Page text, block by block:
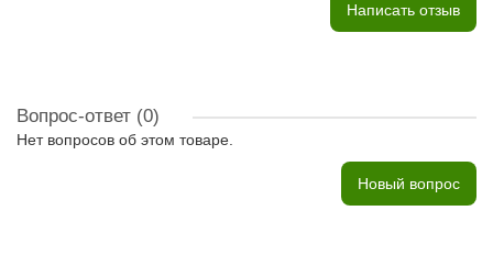
Написать отзыв
Вопрос-ответ (0)
Нет вопросов об этом товаре.
Новый вопрос